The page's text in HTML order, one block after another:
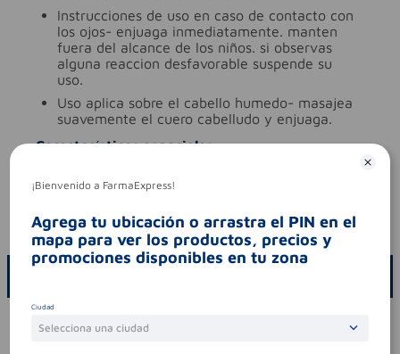
instrucciones de uso en caso de contacto con
los ojos- enjuaga inmediatamente. manten
fuera del alcance de los niños. si observas
alguna reaccion desfavorable suspende su
uso.
uso aplica sobre el cabello humedo- masajea
suavemente el cuero cabelludo y enjuaga.
Características especiales
codigo invima nsoc36195-24co
Por favor, inicie sesión para escribir un comentario
¡Bienvenido a FarmaExpress!
Agrega tu ubicación o arrastra el PIN en el
mapa para ver los productos, precios y
promociones disponibles en tu zona
Ciudad
Selecciona una ciudad